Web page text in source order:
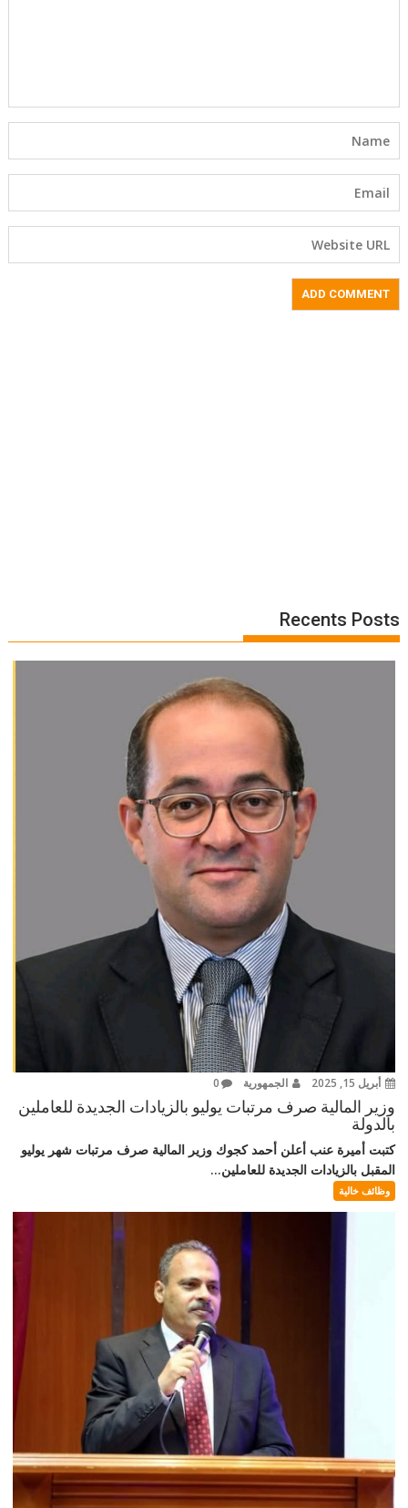
Recents Posts
أبريل 15, 2025 الجمهورية 0
وزير المالية صرف مرتبات يوليو بالزيادات الجديدة للعاملين
بالدولة
كتبت أميرة عنب أعلن أحمد كجوك وزير المالية صرف مرتبات شهر يوليو
المقبل بالزيادات الجديدة للعاملين...
وظائف خالية